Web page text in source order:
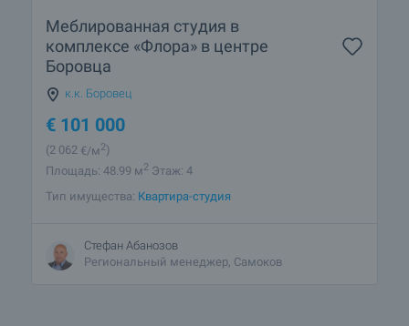
Меблированная студия в
комплексе «Флора» в центре
Боровца
к.к. Боровец
€ 101 000
(2 062 €/м2)
Площадь: 48.99 м2 Этаж: 4
Тип имущества: Квартира-студия
Стефан Абанозов
Региональный менеджер, Самоков